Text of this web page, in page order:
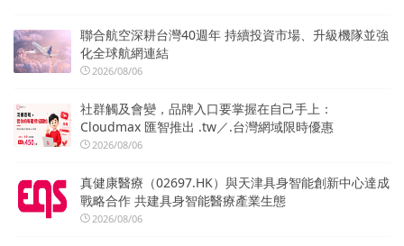
聯合航空深耕台灣40週年 持續投資市場、升級機隊並強
化全球航網連結
2026/08/06
社群觸及會變，品牌入口要掌握在自己手上：
Cloudmax 匯智推出 .tw／.台灣網域限時優惠
2026/08/06
真健康醫療（02697.HK）與天津具身智能創新中心達成
戰略合作 共建具身智能醫療產業生態
2026/08/06